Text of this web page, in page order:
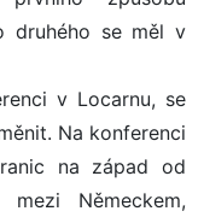
druhého se měl v
v Locarnu, se
Na konferenci
na západ od
Německem,